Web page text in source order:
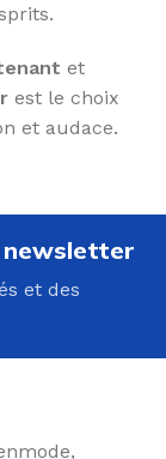
et
est le choix
et audace.
newsletter
et des